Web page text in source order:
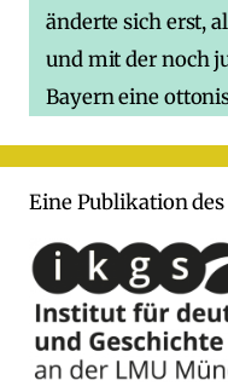
änderte sich erst,
und mit der noch
Bayern eine
Eine Publikation des